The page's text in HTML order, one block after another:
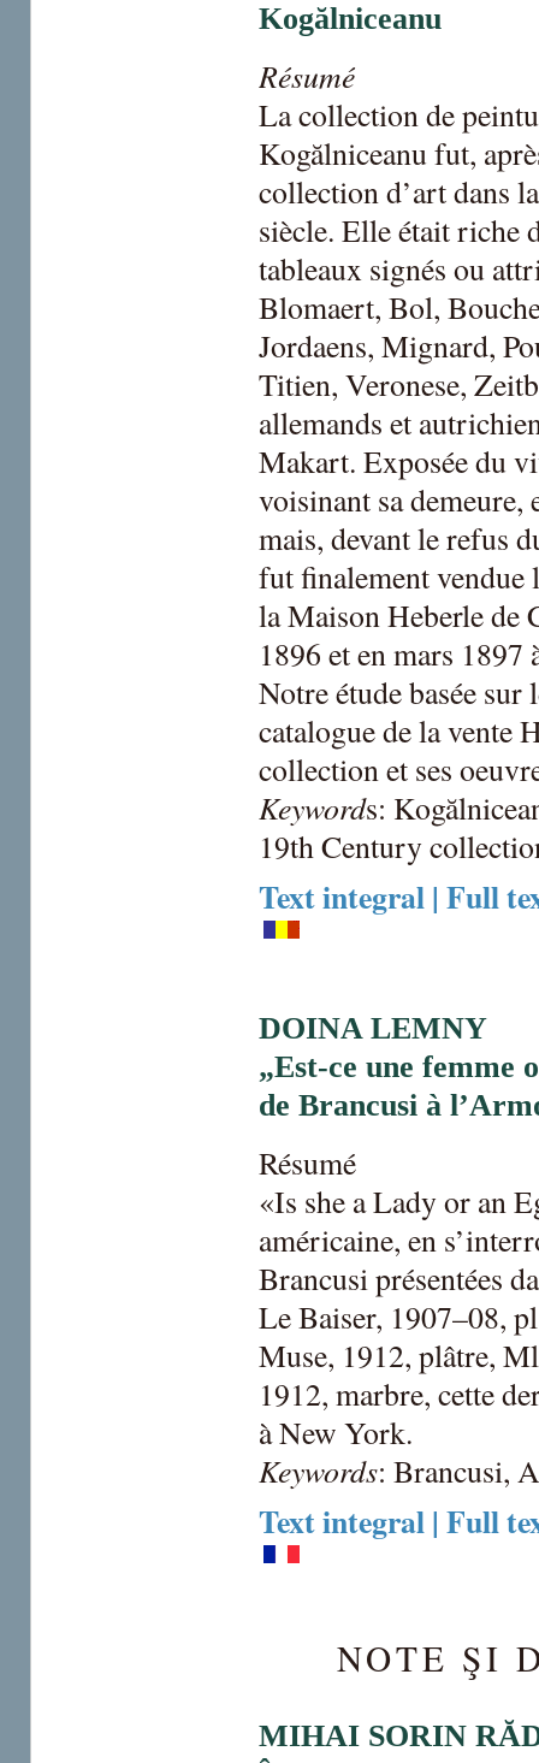
Kogălniceanu
Résumé
La collection de
Kogălniceanu fut,
collection d’art dans
siècle. Elle était riche
tableaux signés ou
Blomaert, Bol,
Jordaens, Mignard,
Titien, Veronese,
allemands et
Makart. Exposée du
voisinant sa
mais, devant le refus
fut finalement
la Maison Heberle de
1896 et en mars 1897
Notre étude basée
catalogue de la vente
collection et ses
Keywords:
19th Century
Text integral | Full
DOINA LEMNY
„Est-ce une femme
de Brancusi à
Résumé
«Is she a Lady or an
américaine, en
Brancusi présentées
Le Baiser, 1907–08,
Muse, 1912, plâtre,
1912, marbre, cette
à New York.
Keywords: Brancusi,
Text integral | Full
NOTE ŞI
MIHAI SORIN